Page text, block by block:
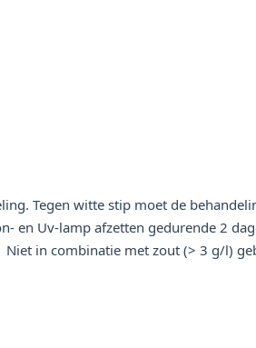
Tegen witte stip moet de
en Uv-lamp afzetten gedurende 2
in combinatie met zout (> 3 g/l)